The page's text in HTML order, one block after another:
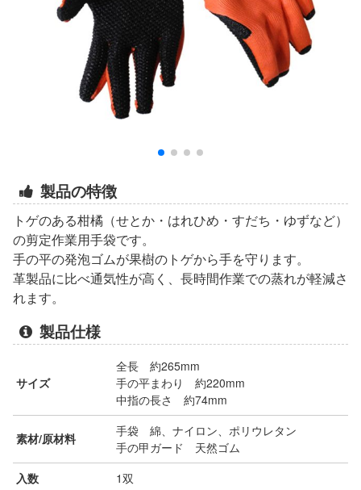
製品の特徴
トゲのある柑橘（せとか・はれひめ・すだち・ゆずなど）
の剪定作業用手袋です。
手の平の発泡ゴムが果樹のトゲから手を守ります。
革製品に比べ通気性が高く、長時間作業での蒸れが軽減さ
れます。
製品仕様
サイズ
全長 約265mm
手の平まわり 約220mm
中指の長さ 約74mm
素材/原材料
手袋 綿、ナイロン、ポリウレタン
手の甲ガード 天然ゴム
入数
1双